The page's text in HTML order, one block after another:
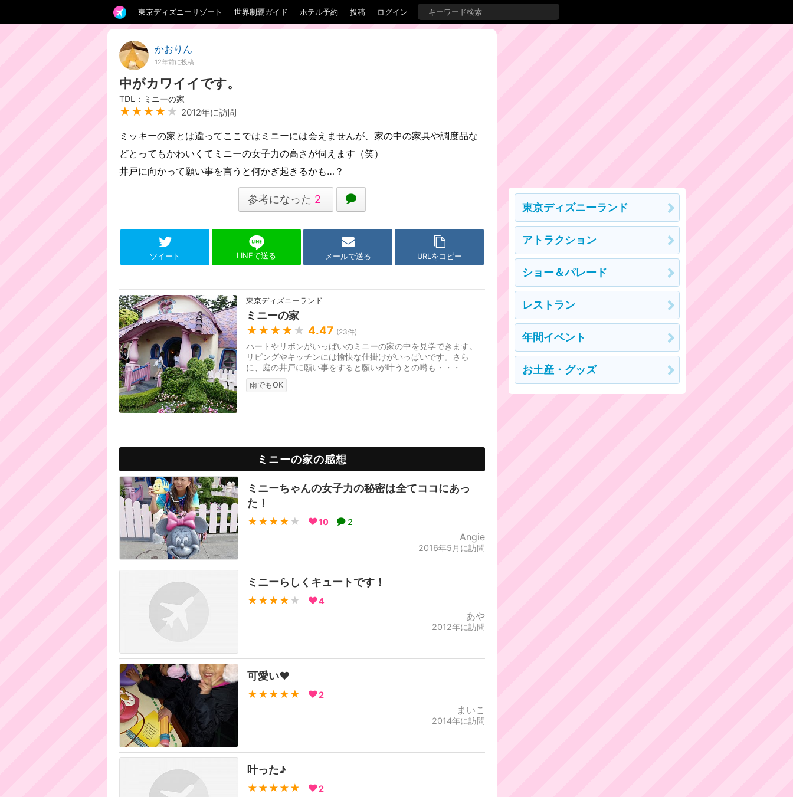
東京ディズニーリゾート 世界制覇ガイド ホテル予約 投稿 ログイン
かおりん
12年前に投稿
中がカワイイです。
TDL：ミニーの家
★★★★ ★ 2012年に訪問
ミッキーの家とは違ってここではミニーには会えませんが、家の中の家具や調度品な
どとってもかわいくてミニーの女子力の高さが伺えます（笑）
井戸に向かって願い事を言うと何かぎ起きるかも…？
参考になった 2
ツイート LINEで送る メールで送る URLをコピー
東京ディズニーランド
ミニーの家
★★★★ ★ 4.47 (23件)
ハートやリボンがいっぱいのミニーの家の中を見学できます。
リビングやキッチンには愉快な仕掛けがいっぱいです。さら
に、庭の井戸に願い事をすると願いが叶うとの噂も・・・
雨でもOK
ミニーの家の感想
ミニーちゃんの女子力の秘密は全てココにあっ
た！
★★★★ ★ 10 2
Angie
2016年5月に訪問
ミニーらしくキュートです！
★★★★ ★ 4
あや
2012年に訪問
可愛い♥
★★★★★ 2
まいこ
2014年に訪問
叶った♪
★★★★★ 2
東京ディズニーランド
アトラクション
ショー＆パレード
レストラン
年間イベント
お土産・グッズ